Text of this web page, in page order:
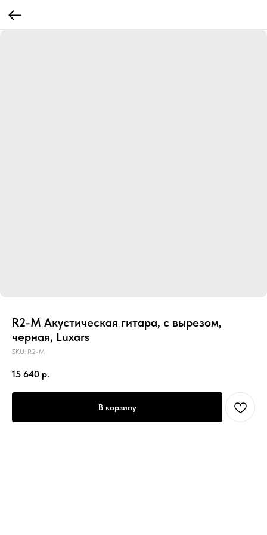
R2-M Акустическая гитара, с вырезом,
черная, Luxars
SKU: R2-M
15 640 р.
В корзину